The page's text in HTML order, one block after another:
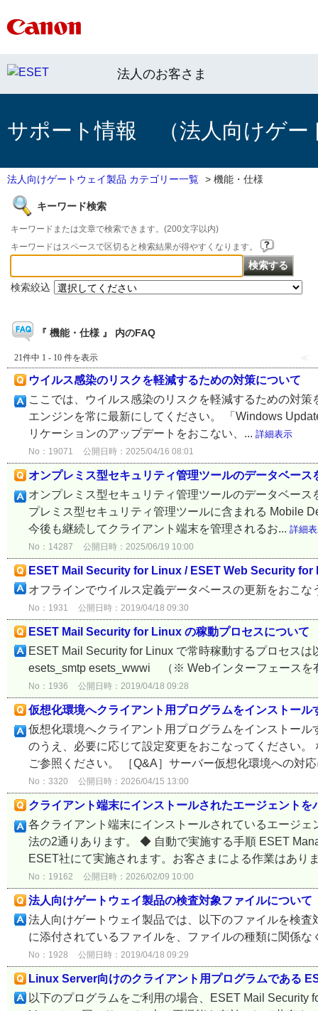
法人のお客さま
サポート情報 （法人向けゲー
法人向けゲートウェイ製品 カテゴリー一覧 > 機能・仕様
キーワード検索
キーワードまたは文章で検索できます。(200文字以内)
キーワードはスペースで区切ると検索結果が得やすくなります。
検索絞込
『 機能・仕様 』 内のFAQ
21件中 1 - 10 件を表示 ≪
ウイルス感染のリスクを軽減するための対策について
ここでは、ウイルス感染のリスクを軽減するための対
エンジンを常に最新にしてください。 「Windows
リケーションのアップデートをおこない、... 詳細表示
No：19071 公開日時：2025/04/16 08:01
オンプレミス型セキュリティ管理ツールのデータベー
オンプレミス型セキュリティ管理ツールのデータベー
プレミス型セキュリティ管理ツールに含まれる Mobile
今後も継続してクライアント端末を管理されるお... 詳細
No：14287 公開日時：2025/06/19 10:00
ESET Mail Security for Linux / ESET Web Security for
オフラインでウイルス定義データベースの更新をおこ
No：1931 公開日時：2019/04/18 09:30
ESET Mail Security for Linux の稼動プロセスについて
ESET Mail Security for Linux で常時稼動するプロセス
esets_smtp esets_wwwi （※ Webインターフェースを
No：1936 公開日時：2019/04/18 09:28
仮想化環境へクライアント用プログラムをインストー
仮想化環境へクライアント用プログラムをインストー
のうえ、必要に応じて設定変更をおこなってください
ご参照ください。 ［Q&A］サーバー仮想化環境への対
No：3320 公開日時：2026/04/15 13:00
クライアント端末にインストールされたエージェントを
各クライアント端末にインストールされているエージ
法の2通りあります。 ◆ 自動で実施する手順 ESET
ESET社にて実施されます。お客さまによる作業はあり
No：19162 公開日時：2026/02/09 10:00
法人向けゲートウェイ製品の検査対象ファイルについて
法人向けゲートウェイ製品では、以下のファイルを検
に添付されているファイルを、ファイルの種類に関係
No：1928 公開日時：2019/04/18 09:29
Linux Server向けのクライアント用プログラムである
以下のプログラムをご利用の場合、ESET Mail Security